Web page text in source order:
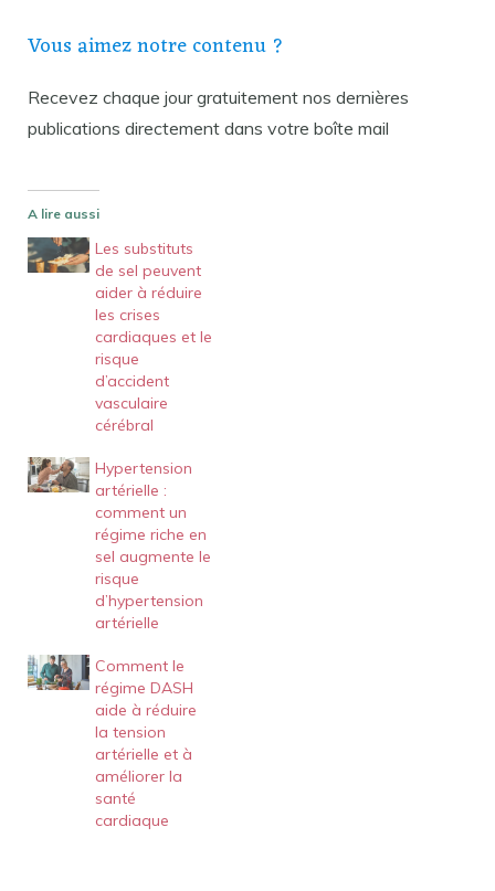
Vous aimez notre contenu ?
Recevez chaque jour gratuitement nos dernières
publications directement dans votre boîte mail
A lire aussi
Les substituts
de sel peuvent
aider à réduire
les crises
cardiaques et le
risque
d’accident
vasculaire
cérébral
Hypertension
artérielle :
comment un
régime riche en
sel augmente le
risque
d’hypertension
artérielle
Comment le
régime DASH
aide à réduire
la tension
artérielle et à
améliorer la
santé
cardiaque